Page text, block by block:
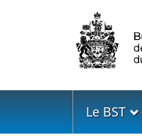
de
la
langue
Menu
Le BST